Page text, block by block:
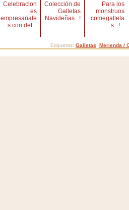
Celebracion
es
empresariale
s con det...
Colección de
Galletas
Navideñas...!
...
Para los
monstruos
comegalleta
s...!...
Etiquetas: Galletas, Merienda /